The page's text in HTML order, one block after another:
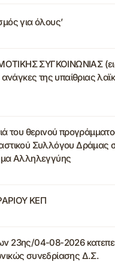
για όλους’
ΣΥΓΚΟΙΝΩΝΙΑΣ
ανάγκες της υπαίθριας
του θερινού
Συλλόγου Δράμας
Αλληλεγγύης
ΚΕΠ
23ης/04-08-2026
συνεδρίασης Δ.Σ.